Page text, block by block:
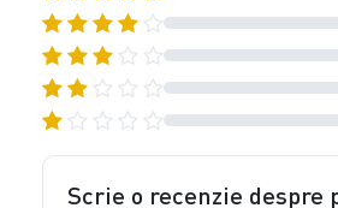
Scrie o recenzie despre